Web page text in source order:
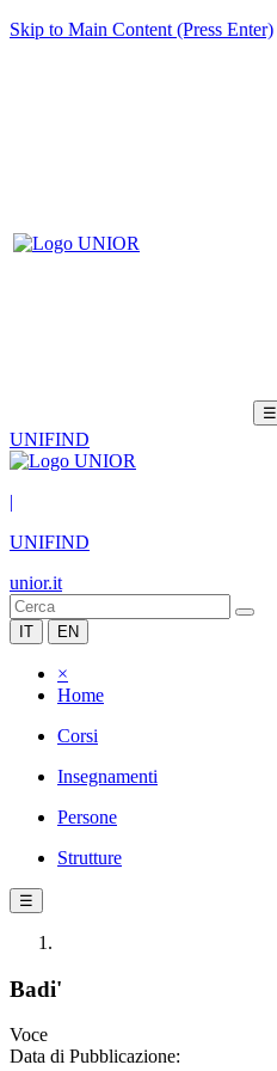
Skip to Main Content (Press Enter)
☰
UNIFIND
|
UNIFIND
unior.it
IT EN
×
Home
Corsi
Insegnamenti
Persone
Strutture
☰
Badi'
Voce
Data di Pubblicazione: